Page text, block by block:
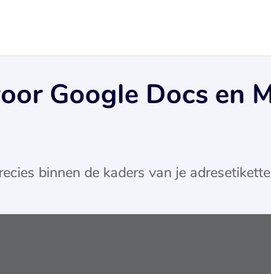
Google Docs en
binnen de kaders van je